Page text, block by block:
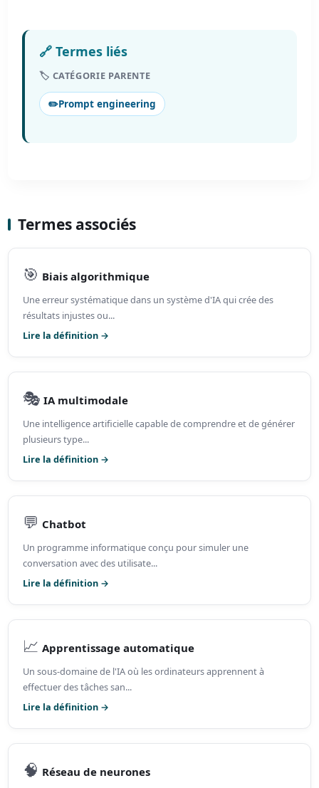
🔗 Termes liés
🏷️ CATÉGORIE PARENTE
✏️Prompt engineering
Termes associés
🎯 Biais algorithmique
Une erreur systématique dans un système d'IA qui crée des
résultats injustes ou...
Lire la définition →
🎭 IA multimodale
Une intelligence artificielle capable de comprendre et de générer
plusieurs type...
Lire la définition →
💬 Chatbot
Un programme informatique conçu pour simuler une
conversation avec des utilisate...
Lire la définition →
📈 Apprentissage automatique
Un sous-domaine de l'IA où les ordinateurs apprennent à
effectuer des tâches san...
Lire la définition →
🧠 Réseau de neurones